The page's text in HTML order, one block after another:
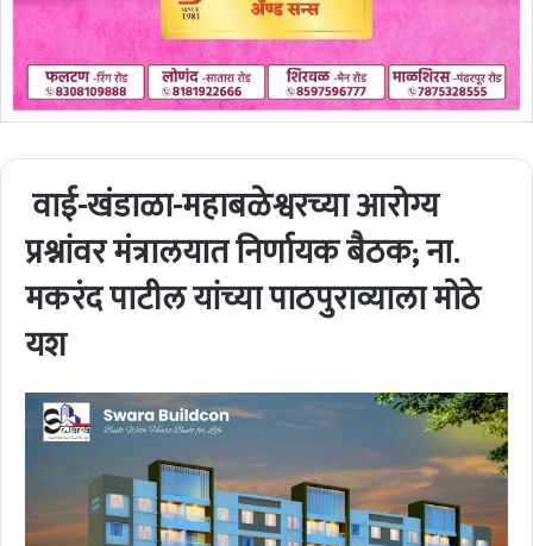
वाई-खंडाळा-महाबळेश्वरच्या आरोग्य
प्रश्नांवर मंत्रालयात निर्णायक बैठक; ना.
मकरंद पाटील यांच्या पाठपुराव्याला मोठे
यश